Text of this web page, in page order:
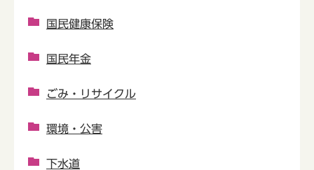
国民健康保険
国民年金
ごみ・リサイクル
環境・公害
下水道